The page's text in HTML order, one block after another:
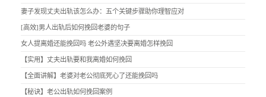
妻子发现丈夫出轨该怎么办：五个关键步骤助你理智应对
[高效]男人出轨后如何挽回老婆的句子
女人提离婚还能挽回吗 老公外遇坚决要离婚怎样挽回
【实用】丈夫出轨要和我离婚如何挽回
【全面讲解】老婆对老公彻底死心了还能挽回吗
【秘诀】老公出轨如何挽回案例